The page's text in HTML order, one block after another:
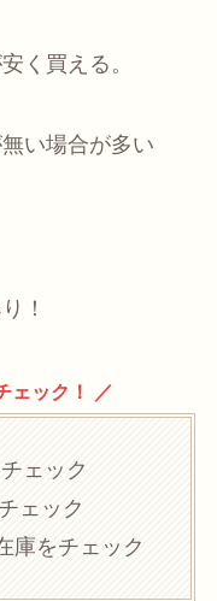
く買える。
い場合が多い
！
ェック！ ／
ェック
ェック
庫をチェック